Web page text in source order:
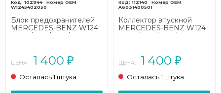
102944
W1245402050
Блок предохранителей
MERCEDES-BENZ W124
W124/S124/C124/A124
ЦЕНА: 1 400 ₽
Осталась 1 штука
112140
A6031400501
Коллектор впускной
MERCEDES-BENZ W124
W124/S124/C124/A124
ЦЕНА: 1 400 ₽
Осталась 1 штука